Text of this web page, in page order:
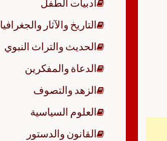
أدبيات الطفل
التاريخ والآثار والجغرافيا
الحديث والتراث النبوي
الدعاة والمفكرين
الزهد والتصوف
العلوم السياسية
القانون والدستور